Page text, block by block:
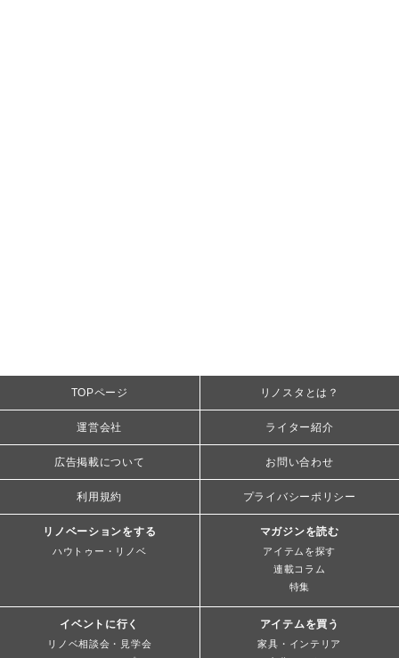
TOPページ リノスタとは？
運営会社 ライター紹介
広告掲載について お問い合わせ
利用規約 プライバシーポリシー
リノベーションをする
ハウトゥー・リノベ
マガジンを読む
アイテムを探す
連載コラム
特集
イベントに行く
リノベ相談会・見学会
アイテムを買う
家具・インテリア